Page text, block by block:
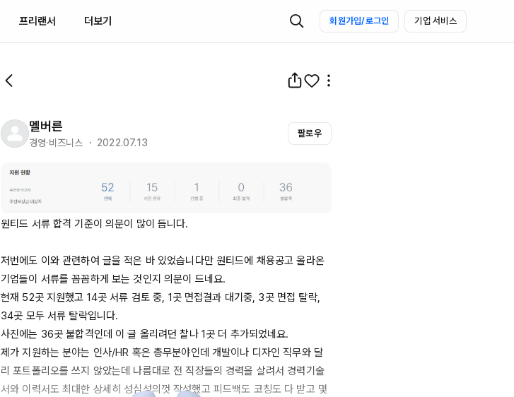
프리랜서 더보기 회원가입/로그인 기업 서비스
멜버른
경영·비즈니스 ・ 2022.07.13
팔로우
원티드 서류 합격 기준이 의문이 많이 듭니다.
저번에도 이와 관련하여 글을 적은 바 있었습니다만 원티드에 채용공고 올라온
기업들이 서류를 꼼꼼하게 보는 것인지 의문이 드네요.
현재 52곳 지원했고 14곳
34곳 모두 서류 탈락입니다.
사진에는 36곳 불합격인데 이 글 올리려던 찰나 1곳 더 추가되었네요.
제가 지원하는 분야는 인사/HR 혹은 총무분야인데 개발이나 디자인 직무와 달
리 포트폴리오를 쓰지 않았는데 나름대로 전 직장들의 경력을 살려서 경력기술
서와 이력서도 최대한 상세히 성심성의껏 작성했고 피드백도 코칭도 다 받고 몇